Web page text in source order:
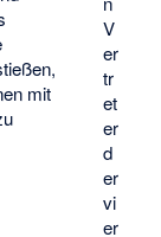
V
er
tr
et
er
d
er
vi
er
mit